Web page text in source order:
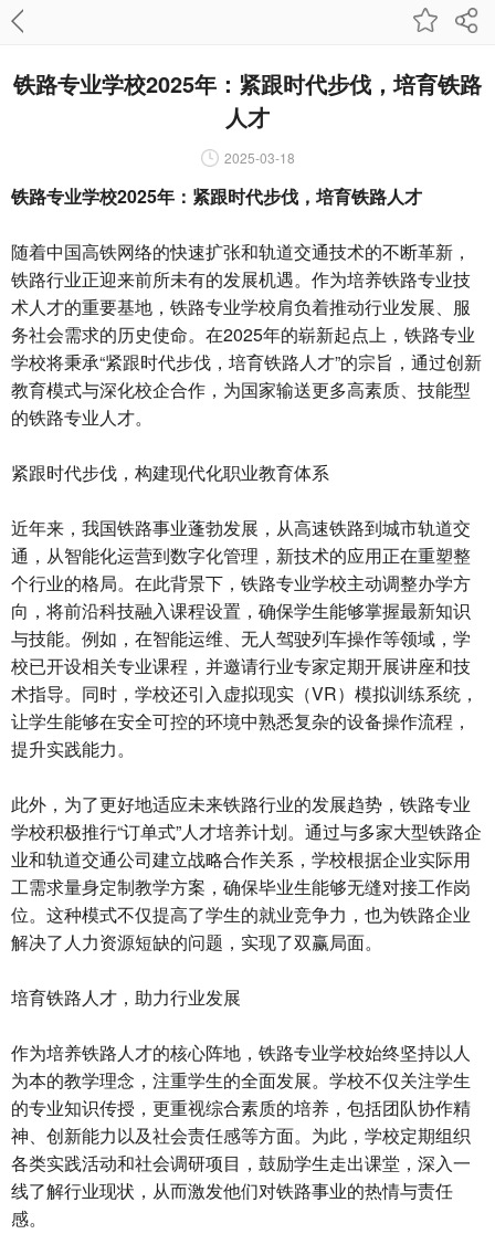
铁路专业学校2025年：紧跟时代步伐，培育铁路
人才
2025-03-18
铁路专业学校2025年：紧跟时代步伐，培育铁路人才
随着中国高铁网络的快速扩张和轨道交通技术的不断革新，
铁路行业正迎来前所未有的发展机遇。作为培养铁路专业技
术人才的重要基地，铁路专业学校肩负着推动行业发展、服
务社会需求的历史使命。在2025年的崭新起点上，铁路专业
学校将秉承“紧跟时代步伐，培育铁路人才”的宗旨，通过创新
教育模式与深化校企合作，为国家输送更多高素质、技能型
的铁路专业人才。
紧跟时代步伐，构建现代化职业教育体系
近年来，我国铁路事业蓬勃发展，从高速铁路到城市轨道交
通，从智能化运营到数字化管理，新技术的应用正在重塑整
个行业的格局。在此背景下，铁路专业学校主动调整办学方
向，将前沿科技融入课程设置，确保学生能够掌握最新知识
与技能。例如，在智能运维、无人驾驶列车操作等领域，学
校已开设相关专业课程，并邀请行业专家定期开展讲座和技
术指导。同时，学校还引入虚拟现实（VR）模拟训练系统，
让学生能够在安全可控的环境中熟悉复杂的设备操作流程，
提升实践能力。
此外，为了更好地适应未来铁路行业的发展趋势，铁路专业
学校积极推行“订单式”人才培养计划。通过与多家大型铁路企
业和轨道交通公司建立战略合作关系，学校根据企业实际用
工需求量身定制教学方案，确保毕业生能够无缝对接工作岗
位。这种模式不仅提高了学生的就业竞争力，也为铁路企业
解决了人力资源短缺的问题，实现了双赢局面。
培育铁路人才，助力行业发展
作为培养铁路人才的核心阵地，铁路专业学校始终坚持以人
为本的教学理念，注重学生的全面发展。学校不仅关注学生
的专业知识传授，更重视综合素质的培养，包括团队协作精
神、创新能力以及社会责任感等方面。为此，学校定期组织
各类实践活动和社会调研项目，鼓励学生走出课堂，深入一
线了解行业现状，从而激发他们对铁路事业的热情与责任
感。